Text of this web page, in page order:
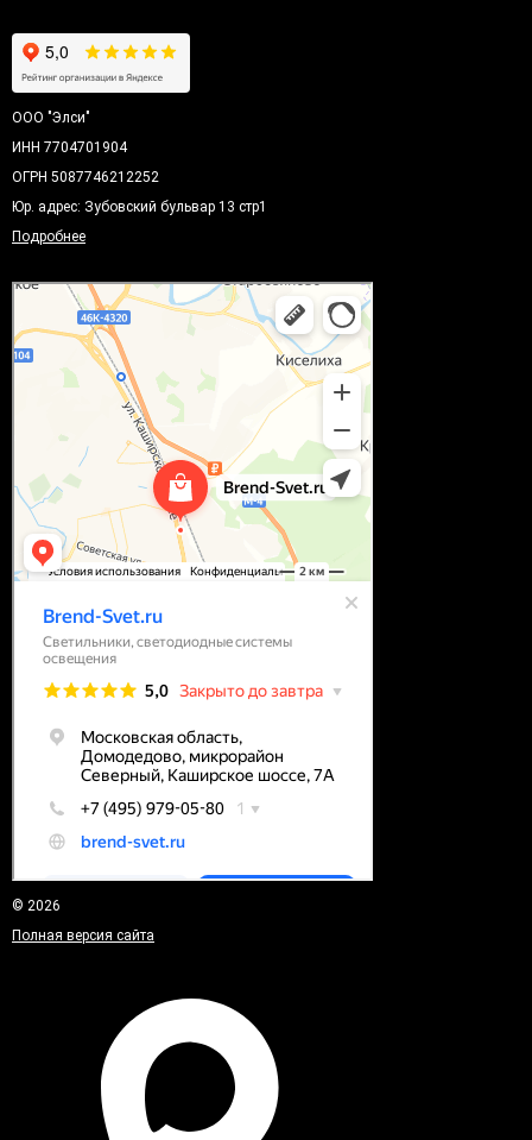
ООО "Элси"
ИНН 7704701904
ОГРН 5087746212252
Юр. адрес: Зубовский бульвар 13 стр1
Подробнее
© 2026
Полная версия сайта